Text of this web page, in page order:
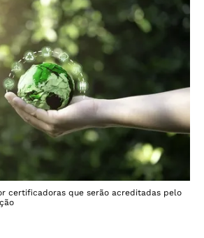
certificadoras que serão acreditadas pelo